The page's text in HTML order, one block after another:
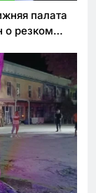
палата
о резком